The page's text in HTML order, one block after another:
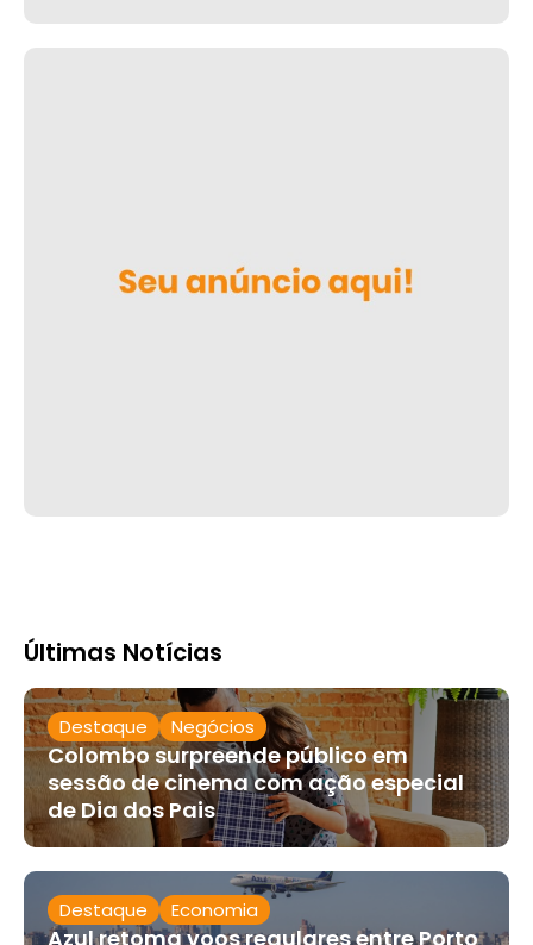
Últimas Notícias
Destaque Negócios
Colombo surpreende público em
sessão de cinema com ação especial
de Dia dos Pais
Destaque Economia
Azul retoma voos regulares entre Porto